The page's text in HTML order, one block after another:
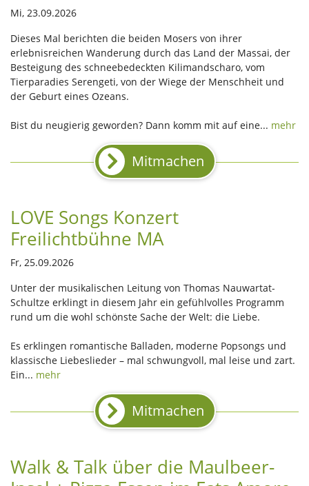
Mi, 23.09.2026
Dieses Mal berichten die beiden Mosers von ihrer
erlebnisreichen Wanderung durch das Land der Massai, der
Besteigung des schneebedeckten Kilimandscharo, vom
Tierparadies Serengeti, von der Wiege der Menschheit und
der Geburt eines Ozeans.
Bist du neugierig geworden? Dann komm mit auf eine... mehr
Mitmachen
LOVE Songs Konzert
Freilichtbühne MA
Fr, 25.09.2026
Unter der musikalischen Leitung von Thomas Nauwartat-
Schultze erklingt in diesem Jahr ein gefühlvolles Programm
rund um die wohl schönste Sache der Welt: die Liebe.
Es erklingen romantische Balladen, moderne Popsongs und
klassische Liebeslieder – mal schwungvoll, mal leise und zart.
Ein... mehr
Mitmachen
Walk & Talk über die Maulbeer-